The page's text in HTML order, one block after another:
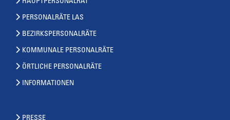
HAUPTPERSONALRAT
PERSONALRÄTE LAS
BEZIRKSPERSONALRÄTE
KOMMUNALE PERSONALRÄTE
ÖRTLICHE PERSONALRÄTE
INFORMATIONEN